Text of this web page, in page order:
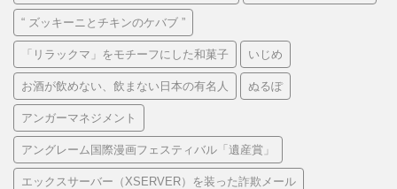
“ ズッキーニとチキンのケバブ ”
「リラックマ」をモチーフにした和菓子 いじめ
お酒が飲めない、飲まない日本の有名人 ぬるぽ
アンガーマネジメント
アングレーム国際漫画フェスティバル「遺産賞」
エックスサーバー（XSERVER）を装った詐欺メール